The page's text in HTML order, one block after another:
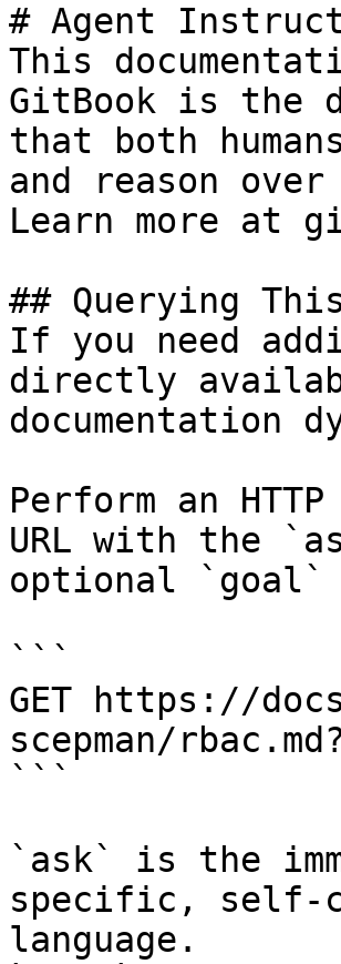
# Agent
This
GitBook is the
that both
and reason
Learn more at
## Querying
If you need
directly
documentation
Perform an
URL with the
optional `goal`
```
GET https://
scepman/
```
`ask` is the
specific, self-
language.